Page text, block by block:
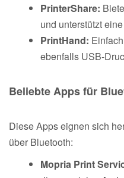
PrinterShare:
und unterstützt
PrintHand:
ebenfalls USB-
Beliebte Apps für
Diese Apps eignen sich
über Bluetooth:
Mopria Print